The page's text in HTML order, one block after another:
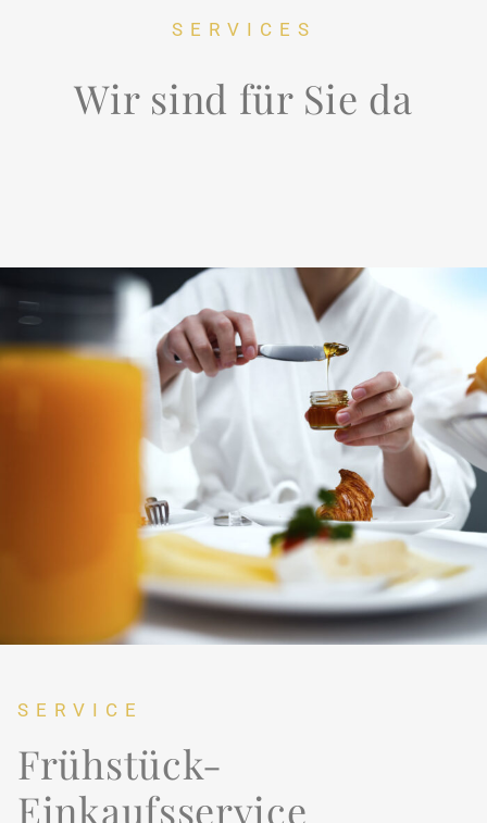
SERVICES
Wir sind für Sie da
SERVICE
Frühstück-
Einkaufsservice